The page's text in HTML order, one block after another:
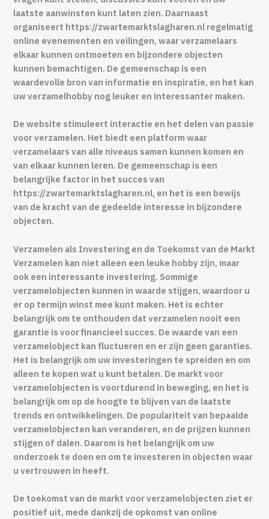
laatste aanwinsten kunt laten zien. Daarnaast
organiseert https://zwartemarktslagharen.nl regelmatig
online evenementen en veilingen, waar verzamelaars
elkaar kunnen ontmoeten en bijzondere objecten
kunnen bemachtigen. De gemeenschap is een
waardevolle bron van informatie en inspiratie, en het kan
uw verzamelhobby nog leuker en interessanter maken.
De website stimuleert interactie en het delen van passie
voor verzamelen. Het biedt een platform waar
verzamelaars van alle niveaus samen kunnen komen en
van elkaar kunnen leren. De gemeenschap is een
belangrijke factor in het succes van
https://zwartemarktslagharen.nl, en het is een bewijs
van de kracht van de gedeelde interesse in bijzondere
objecten.
Verzamelen als Investering en de Toekomst van de Markt
Verzamelen kan niet alleen een leuke hobby zijn, maar
ook een interessante investering. Sommige
verzamelobjecten kunnen in waarde stijgen, waardoor u
er op termijn winst mee kunt maken. Het is echter
belangrijk om te onthouden dat verzamelen nooit een
garantie is voor financieel succes. De waarde van een
verzamelobject kan fluctueren en er zijn geen garanties.
Het is belangrijk om uw investeringen te spreiden en om
alleen te kopen wat u kunt betalen. De markt voor
verzamelobjecten is voortdurend in beweging, en het is
belangrijk om op de hoogte te blijven van de laatste
trends en ontwikkelingen. De populariteit van bepaalde
verzamelobjecten kan veranderen, en de prijzen kunnen
stijgen of dalen. Daarom is het belangrijk om uw
onderzoek te doen en om te investeren in objecten waar
u vertrouwen in heeft.
De toekomst van de markt voor verzamelobjecten ziet er
positief uit, mede dankzij de opkomst van online